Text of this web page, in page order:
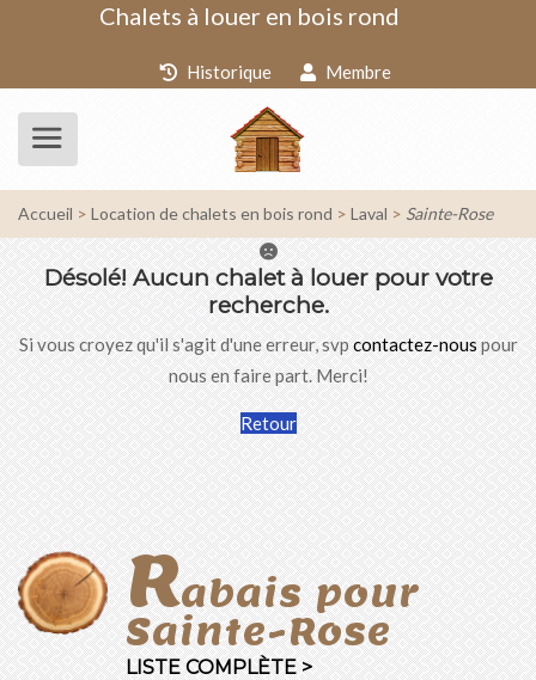
Chalets à louer en bois rond
Historique Membre
Accueil Location de chalets en bois rond Laval Sainte-Rose
Désolé!Aucun chalet à louer pour votre
recherche.
Si vous croyez qu'il s'agit d'une erreur, svpcontactez-nouspour
nous en faire part. Merci!
Retour
Rabais pour
Sainte-Rose
LISTE COMPLÈTE >